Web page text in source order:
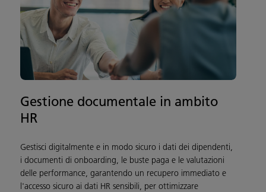
Gestione documentale in ambito
HR
Gestisci digitalmente e in modo sicuro i dati dei dipendenti,
i documenti di onboarding, le buste paga e le valutazioni
delle performance, garantendo un recupero immediato e
l'accesso sicuro ai dati HR sensibili, per ottimizzare